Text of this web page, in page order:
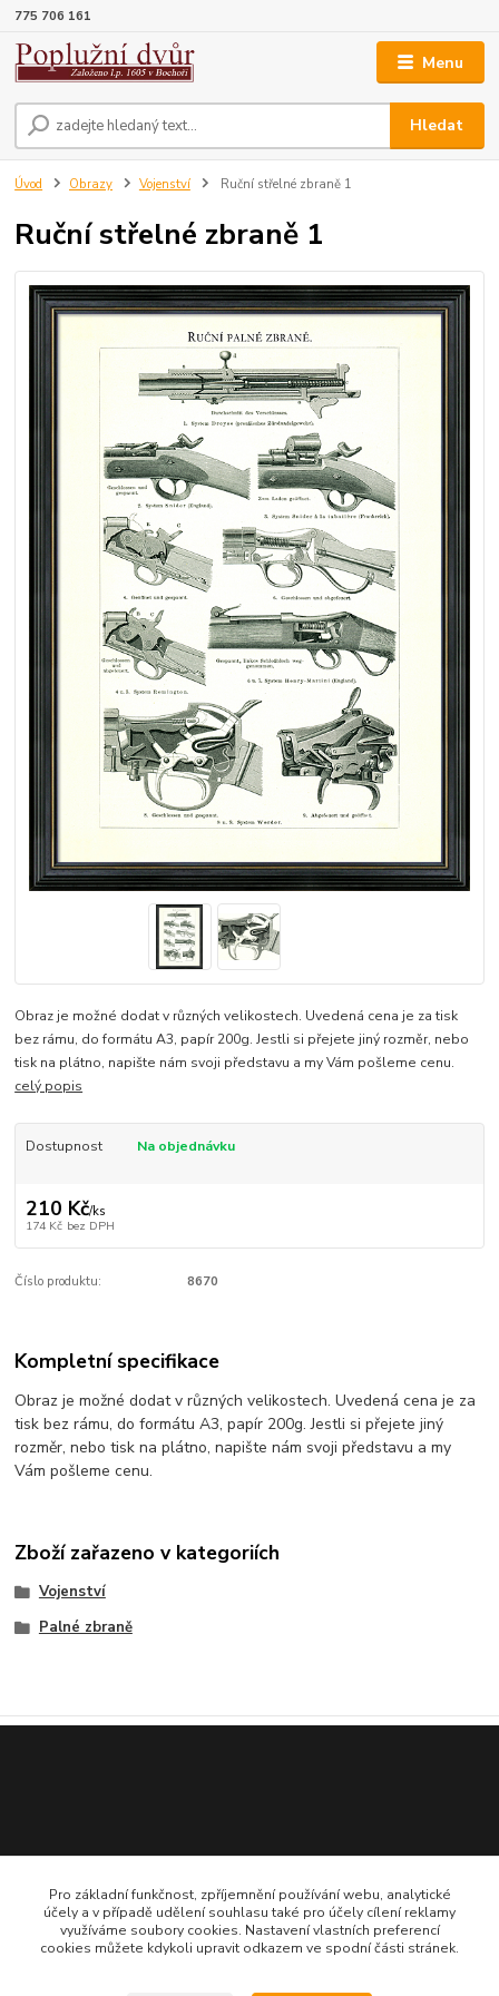
Menu
Hledat
775 706 161
Úvod Obrazy Vojenství Ruční střelné zbraně 1
Ruční střelné zbraně 1
Obraz je možné dodat v různých velikostech. Uvedená cena je za tisk
bez rámu, do formátu A3, papír 200g. Jestli si přejete jiný rozměr, nebo
tisk na plátno, napište nám svoji představu a my Vám pošleme cenu.
celý popis
Dostupnost Na objednávku
210 Kč/ks
174 Kč bez DPH
Číslo produktu: 8670
Kompletní specifikace
Obraz je možné dodat v různých velikostech. Uvedená cena je za
tisk bez rámu, do formátu A3, papír 200g. Jestli si přejete jiný
rozměr, nebo tisk na plátno, napište nám svoji představu a my
Vám pošleme cenu.
Zboží zařazeno v kategoriích
Vojenství
Palné zbraně
775 706 161
Pro základní funkčnost, zpříjemnění používání webu, analytické
účely a v případě udělení souhlasu také pro účely cílení reklamy
využíváme soubory cookies. Nastavení vlastních preferencí
cookies můžete kdykoli upravit odkazem ve spodní části stránek.